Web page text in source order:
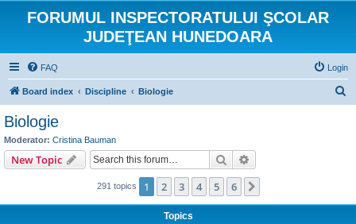
FORUMUL INSPECTORATULUI ŞCOLAR
JUDEŢEAN HUNEDOARA
FAQ Login
Board index Discipline Biologie
Biologie
Moderator: Cristina Bauman
New Topic Search
291 topics 1 2 3 4 5 6
Topics